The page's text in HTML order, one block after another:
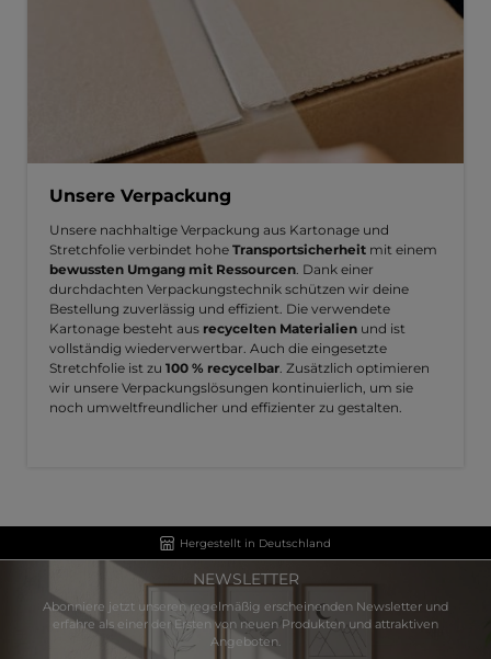
Unsere Verpackung
Unsere nachhaltige Verpackung aus Kartonage und
Stretchfolie verbindet hohe Transportsicherheit mit einem
bewussten Umgang mit Ressourcen . Dank einer
durchdachten Verpackungstechnik schützen wir deine
Bestellung zuverlässig und effizient. Die verwendete
Kartonage besteht aus recycelten Materialien und ist
vollständig wiederverwertbar. Auch die eingesetzte
Stretchfolie ist zu 100 % recycelbar . Zusätzlich optimieren
wir unsere Verpackungslösungen kontinuierlich, um sie
noch umweltfreundlicher und effizienter zu gestalten.
Hergestellt in Deutschland
NEWSLETTER
Abonniere jetzt unseren regelmäßig erscheinenden Newsletter und
erfahre als einer der Ersten von neuen Produkten und attraktiven
Angeboten.